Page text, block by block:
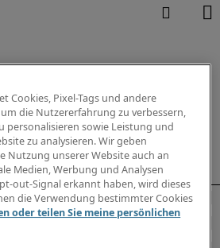
Cookies, Pixel-Tags und andere
die Nutzererfahrung zu verbessern,
personalisieren sowie Leistung und
zu analysieren. Wir geben
Nutzung unserer Website auch an
Medien, Werbung und Analysen
out-Signal erkannt haben, wird dieses
die Verwendung bestimmter Cookies
oder teilen Sie meine persönlichen